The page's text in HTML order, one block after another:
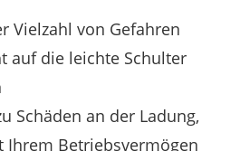
Vielzahl von Gefahren
auf die leichte Schulter
Schäden an der Ladung,
Ihrem Betriebsvermögen